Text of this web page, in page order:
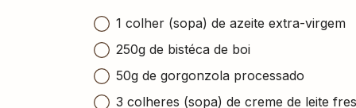
1 colher (sopa) de azeite extra-virgem
250g de bistéca de boi
50g de gorgonzola processado
3 colheres (sopa) de creme de leite